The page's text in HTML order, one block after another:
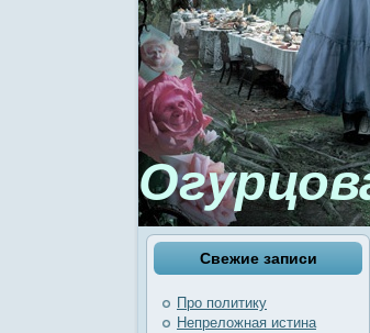
Свежие записи
Про политику
Непреложная истина